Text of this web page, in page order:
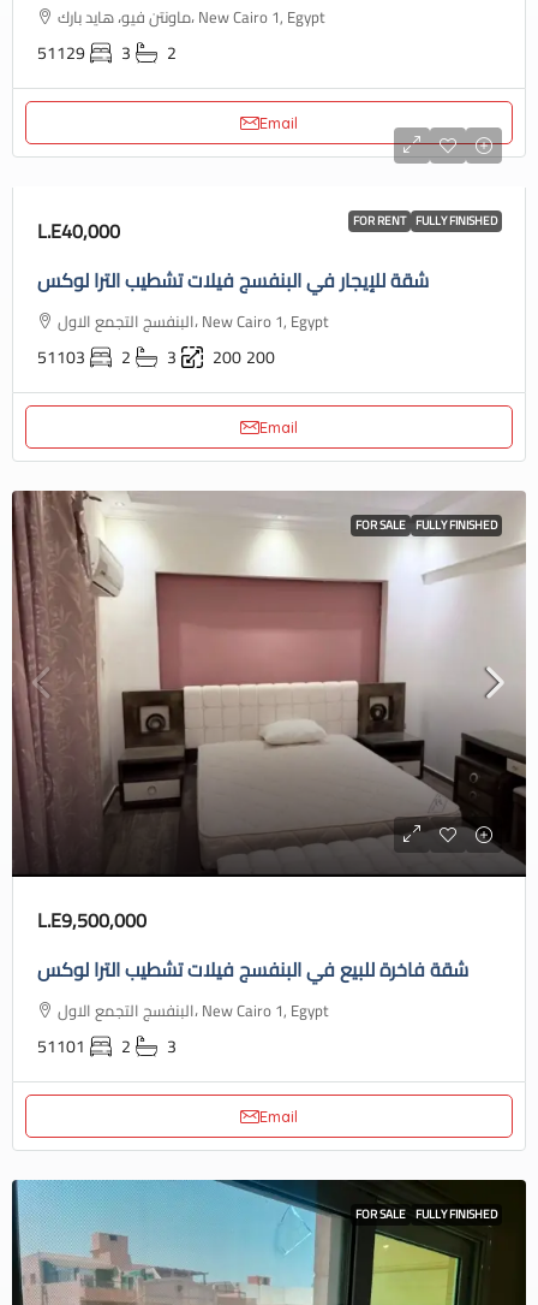
ماونتن فيو، هايد بارك، New Cairo 1, Egypt
51129 3 2
Email
FOR RENT FULLY FINISHED
L.E40,000
شقة للإيجار في البنفسج فيلات تشطيب الترا لوكس
البنفسج التجمع الاول، New Cairo 1, Egypt
51103 2 3 200200
Email
FOR SALE FULLY FINISHED
L.E9,500,000
شقة فاخرة للبيع في البنفسج فيلات تشطيب الترا لوكس
البنفسج التجمع الاول، New Cairo 1, Egypt
51101 2 3
Email
FOR SALE FULLY FINISHED